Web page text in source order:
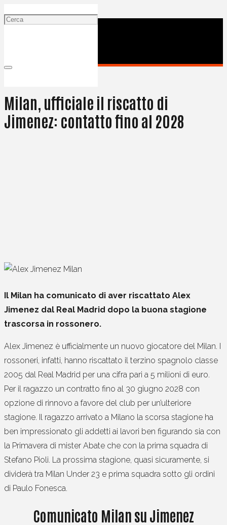
Milan, ufficiale il riscatto di
Jimenez: contatto fino al 2028
Il Milan ha comunicato di aver riscattato Alex
Jimenez dal Real Madrid dopo la buona stagione
trascorsa in rossonero.
Alex Jimenez è ufficialmente un nuovo giocatore del Milan. I
rossoneri, infatti, hanno riscattato il terzino spagnolo classe
2005 dal Real Madrid per una cifra pari a 5 milioni di euro.
Per il ragazzo un contratto fino al 30 giugno 2028 con
opzione di rinnovo a favore del club per un’ulteriore
stagione. Il ragazzo arrivato a Milano la scorsa stagione ha
ben impressionato gli addetti ai lavori ben figurando sia con
la Primavera di mister Abate che con la prima squadra di
Stefano Pioli. La prossima stagione, quasi sicuramente, si
dividerà tra Milan Under 23 e prima squadra sotto gli ordini
di Paulo Fonesca.
Comunicato Milan su Jimenez